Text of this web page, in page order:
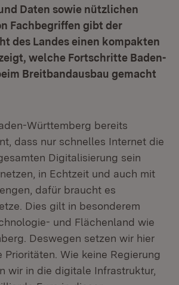
Daten sowie nützlichen
Fachbegriffen gibt der
des Landes einen kompakten
welche Fortschritte Baden-
Breitbandausbau gemacht
Württemberg bereits
dass nur schnelles Internet die
Digitalisierung sein
in Echtzeit und auch mit
dafür braucht es
Dies gilt in besonderem
und Flächenland wie
Deswegen setzen wir hier
Prioritäten. Wie keine Regierung
wir in die digitale Infrastruktur,